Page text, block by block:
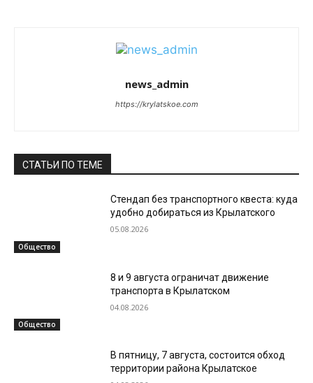
news_admin
https://krylatskoe.com
СТАТЬИ ПО ТЕМЕ
Общество
Стендап без транспортного квеста: куда
удобно добираться из Крылатского
05.08.2026
Общество
8 и 9 августа ограничат движение
транспорта в Крылатском
04.08.2026
В пятницу, 7 августа, состоится обход
территории района Крылатское